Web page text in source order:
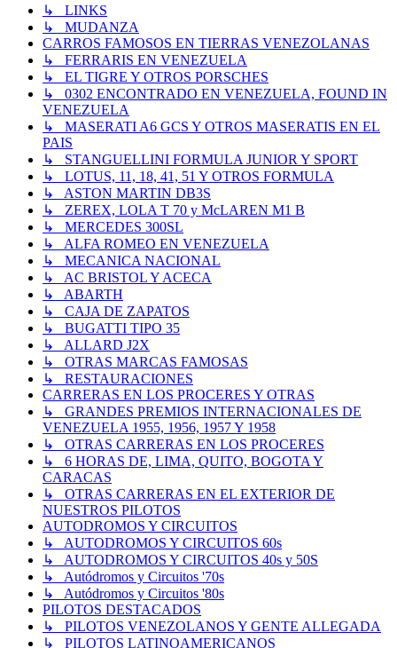
↳ LINKS
↳ MUDANZA
CARROS FAMOSOS EN TIERRAS VENEZOLANAS
↳ FERRARIS EN VENEZUELA
↳ EL TIGRE Y OTROS PORSCHES
↳ 0302 ENCONTRADO EN VENEZUELA, FOUND IN
VENEZUELA
↳ MASERATI A6 GCS Y OTROS MASERATIS EN EL
PAIS
↳ STANGUELLINI FORMULA JUNIOR Y SPORT
↳ LOTUS, 11, 18, 41, 51 Y OTROS FORMULA
↳ ASTON MARTIN DB3S
↳ ZEREX, LOLA T 70 y McLAREN M1 B
↳ MERCEDES 300SL
↳ ALFA ROMEO EN VENEZUELA
↳ MECANICA NACIONAL
↳ AC BRISTOL Y ACECA
↳ ABARTH
↳ CAJA DE ZAPATOS
↳ BUGATTI TIPO 35
↳ ALLARD J2X
↳ OTRAS MARCAS FAMOSAS
↳ RESTAURACIONES
CARRERAS EN LOS PROCERES Y OTRAS
↳ GRANDES PREMIOS INTERNACIONALES DE
VENEZUELA 1955, 1956, 1957 Y 1958
↳ OTRAS CARRERAS EN LOS PROCERES
↳ 6 HORAS DE, LIMA, QUITO, BOGOTA Y
CARACAS
↳ OTRAS CARRERAS EN EL EXTERIOR DE
NUESTROS PILOTOS
AUTODROMOS Y CIRCUITOS
↳ AUTODROMOS Y CIRCUITOS 60s
↳ AUTODROMOS Y CIRCUITOS 40s y 50S
↳ Autódromos y Circuitos '70s
↳ Autódromos y Circuitos '80s
PILOTOS DESTACADOS
↳ PILOTOS VENEZOLANOS Y GENTE ALLEGADA
↳ PILOTOS LATINOAMERICANOS